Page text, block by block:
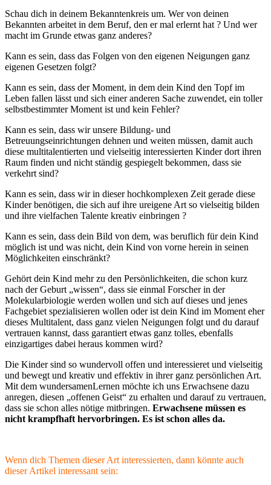
Schau dich in deinem Bekanntenkreis um. Wer von deinen
Bekannten arbeitet in dem Beruf, den er mal erlernt hat ? Und wer
macht im Grunde etwas ganz anderes?
Kann es sein, dass das Folgen von den eigenen Neigungen ganz
eigenen Gesetzen folgt?
Kann es sein, dass der Moment, in dem dein Kind den Topf im
Leben fallen lässt und sich einer anderen Sache zuwendet, ein toller
selbstbestimmter Moment ist und kein Fehler?
Kann es sein, dass wir unsere Bildung- und
Betreuungseinrichtungen dehnen und weiten müssen, damit auch
diese multitalentierten und vielseitig interessierten Kinder dort ihren
Raum finden und nicht ständig gespiegelt bekommen, dass sie
verkehrt sind?
Kann es sein, dass wir in dieser hochkomplexen Zeit gerade diese
Kinder benötigen, die sich auf ihre ureigene Art so vielseitig bilden
und ihre vielfachen Talente kreativ einbringen ?
Kann es sein, dass dein Bild von dem, was beruflich für dein Kind
möglich ist und was nicht, dein Kind von vorne herein in seinen
Möglichkeiten einschränkt?
Gehört dein Kind mehr zu den Persönlichkeiten, die schon kurz
nach der Geburt „wissen“, dass sie einmal Forscher in der
Molekularbiologie werden wollen und sich auf dieses und jenes
Fachgebiet spezialisieren wollen oder ist dein Kind im Moment eher
dieses Multitalent, dass ganz vielen Neigungen folgt und du darauf
vertrauen kannst, dass garantiert etwas ganz tolles, ebenfalls
einzigartiges dabei heraus kommen wird?
Die Kinder sind so wundervoll offen und interessieret und vielseitig
und bewegt und kreativ und effektiv in ihrer ganz persönlichen Art.
Mit dem wundersamenLernen möchte ich uns Erwachsene dazu
anregen, diesen „offenen Geist“ zu erhalten und darauf zu vertrauen,
dass sie schon alles nötige mitbringen. Erwachsene müssen es
nicht krampfhaft hervorbringen. Es ist schon alles da.
Wenn dich Themen dieser Art interessierten, dann könnte auch
dieser Artikel interessant sein: